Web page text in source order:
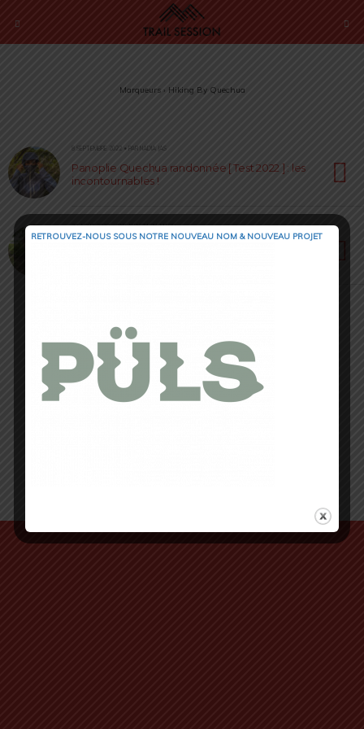
Marqueurs › Hiking By Quechua
8 SEPTEMBRE 2022 • PAR NADIA JAS
Panoplie Quechua randonnée [ Test 2022 ] : les
incontournables !
29 AOÛT 2022 • PAR ANASTASIIA MASIP
Retour au début
RETROUVEZ-NOUS SOUS NOTRE NOUVEAU NOM & NOUVEAU PROJET